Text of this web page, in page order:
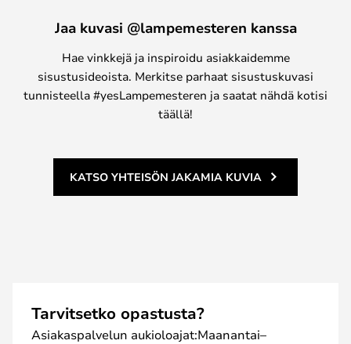
Jaa kuvasi @lampemesteren kanssa
Hae vinkkejä ja inspiroidu asiakkaidemme
sisustusideoista. Merkitse parhaat sisustuskuvasi
tunnisteella #yesLampemesteren ja saatat nähdä kotisi
täällä!
KATSO YHTEISÖN JAKAMIA KUVIA
Tarvitsetko opastusta?
Asiakaspalvelun aukioloajat:Maanantai–